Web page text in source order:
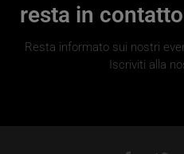
resta in
Resta informato sui nostri
Iscriviti alla